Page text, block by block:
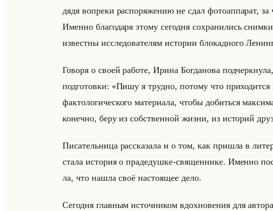
дядя во­пре­ки рас­по­ря­же­нию не сдал фо­то­ап­па­рат, за
Имен­но бла­го­да­ря этому се­год­ня со­хра­ни­лись
из­вест­ны ис­сле­до­ва­те­лям ис­то­рии бло­кад­но­го
Го­во­ря о своей ра­бо­те, Ирина Бог­да­но­ва
под­го­тов­ки: «Пишу я трудно, потому что приходится
фактологического материала, чтобы добиться
конечно, беру из собственной жизни, из историй
Пи­са­тельни­ца рас­ска­за­ла и о том, как при­шла в
стала ис­то­рия о пра­де­душ­ке-свя­щен­ни­ке. Имен­но
ла, что нашла своё на­сто­ящее дело.
Се­год­ня глав­ным ис­точ­ни­ком вдох­но­ве­ния для